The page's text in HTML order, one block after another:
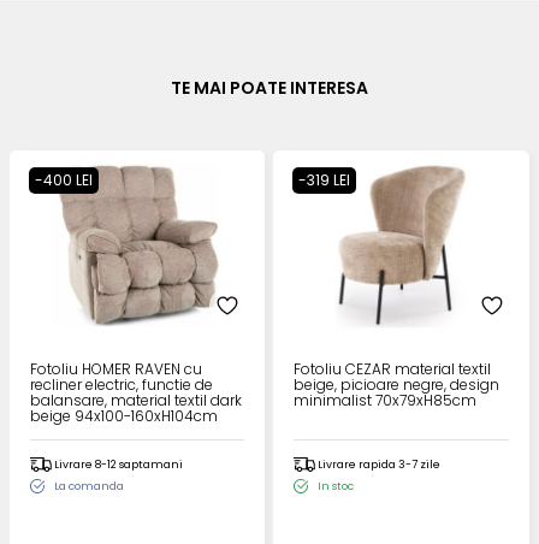
TE MAI POATE INTERESA
-400 LEI
Fotoliu HOMER RAVEN cu
recliner electric, functie de
balansare, material textil dark
beige 94x100-160xH104cm
Livrare 8-12 saptamani
La comanda
-319 LEI
Fotoliu CEZAR material textil
beige, picioare negre, design
minimalist 70x79xH85cm
Livrare rapida 3-7 zile
In stoc